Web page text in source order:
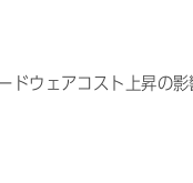
ドウェアコスト上昇の影